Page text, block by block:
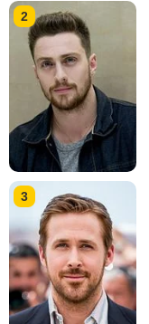
2
3